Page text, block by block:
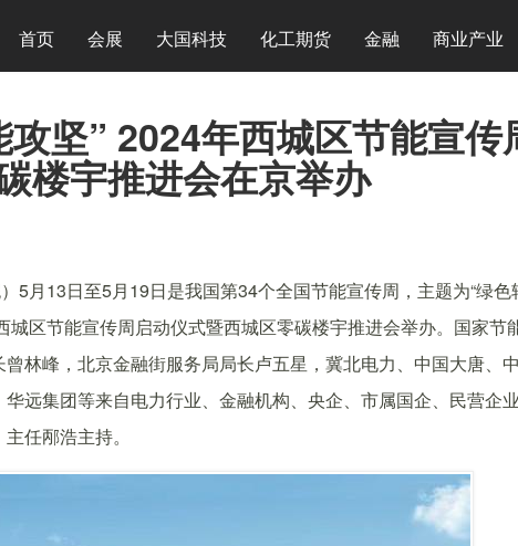
首页 会展 大国科技 化工期货 金融 商业产业
坚” 2024年西城区节能宣传
楼宇推进会在京举办
5月13日至5月19日是我国第34个全国节能宣传周，主题为“绿
城区节能宣传周启动仪式暨西城区零碳楼宇推进会举办。国家节
林峰，北京金融街服务局局长卢五星，冀北电力、中国大唐、
远集团等来自电力行业、金融机构、央企、市属国企、民营企
任邴浩主持。